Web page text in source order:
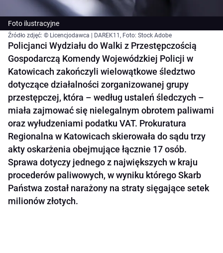
Foto ilustracyjne
Źródło zdjęć: © Licencjodawca | DAREK11, Foto: Stock Adobe
Policjanci Wydziału do Walki z Przestępczością
Gospodarczą Komendy Wojewódzkiej Policji w
Katowicach zakończyli wielowątkowe śledztwo
dotyczące działalności zorganizowanej grupy
przestępczej, która – według ustaleń śledczych –
miała zajmować się nielegalnym obrotem paliwami
oraz wyłudzeniami podatku VAT. Prokuratura
Regionalna w Katowicach skierowała do sądu trzy
akty oskarżenia obejmujące łącznie 17 osób.
Sprawa dotyczy jednego z największych w kraju
procederów paliwowych, w wyniku którego Skarb
Państwa został narażony na straty sięgające setek
milionów złotych.